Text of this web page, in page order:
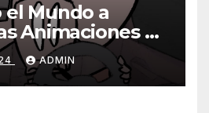
el Mundo a
Animaciones de
/ ¿Qué es el
ADMIN